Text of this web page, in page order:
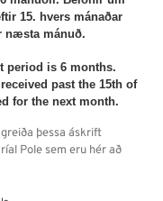
15. hvers mánaðar
næsta mánuð.
period is 6 months.
past the 15th of
for the next month.
þessa áskrift
Pole sem eru hér að